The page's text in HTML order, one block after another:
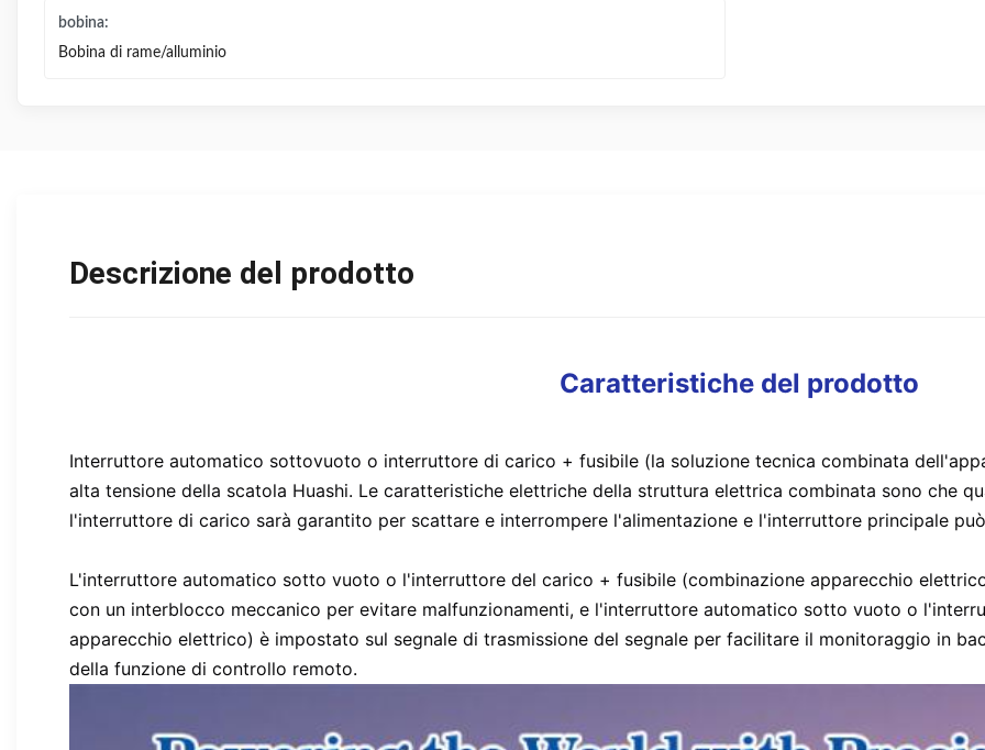
bobina:
Bobina di rame/alluminio
Descrizione del prodotto
Caratteristiche del prodotto
Interruttore automatico sottovuoto o interruttore di carico + fusibile (la soluzione tecnica combinata
alta tensione della scatola Huashi. Le caratteristiche elettriche della struttura elettrica combinata sono che
l'interruttore di carico sarà garantito per scattare e interrompere l'alimentazione e l'interruttore principale
L'interruttore automatico sotto vuoto o l'interruttore del carico + fusibile (combinazione apparecchio
con un interblocco meccanico per evitare malfunzionamenti, e l'interruttore automatico sotto vuoto o
apparecchio elettrico) è impostato sul segnale di trasmissione del segnale per facilitare il monitoraggio in
della funzione di controllo remoto.